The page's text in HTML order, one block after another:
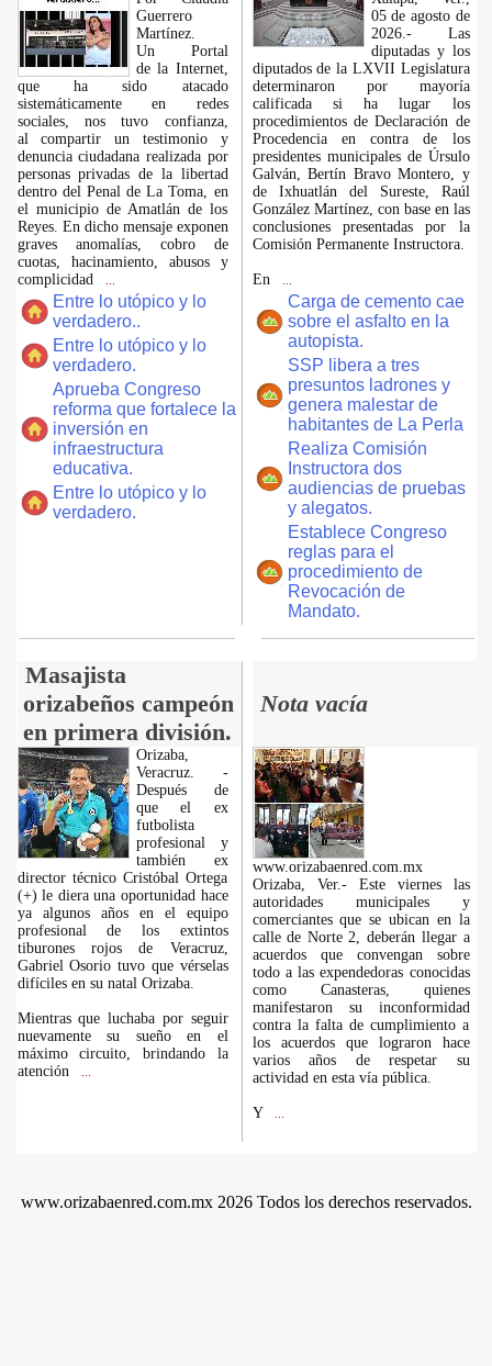
Guerrero
Martínez.
​Un Portal
de la Internet,
que ha sido atacado
sistemáticamente en redes
sociales, nos tuvo confianza,
al compartir un testimonio y
denuncia ciudadana realizada por
personas privadas de la libertad
dentro del Penal de La Toma, en
el municipio de Amatlán de los
Reyes. En dicho mensaje exponen
graves anomalías, cobro de
cuotas, hacinamiento, abusos y
complicidad
Entre lo utópico y lo
verdadero..
Entre lo utópico y lo
verdadero.
Aprueba Congreso
reforma que fortalece la
inversión en
infraestructura
educativa.
Entre lo utópico y lo
verdadero.
05 de agosto de
2026.- Las
diputadas y los
diputados de la LXVII Legislatura
determinaron por mayoría
calificada si ha lugar los
procedimientos de Declaración de
Procedencia en contra de los
presidentes municipales de Úrsulo
Galván, Bertín Bravo Montero, y
de Ixhuatlán del Sureste, Raúl
González Martínez, con base en las
conclusiones presentadas por la
Comisión Permanente Instructora.
En
Carga de cemento cae
sobre el asfalto en la
autopista.
SSP libera a tres
presuntos ladrones y
genera malestar de
habitantes de La Perla
Realiza Comisión
Instructora dos
audiencias de pruebas
y alegatos.
Establece Congreso
reglas para el
procedimiento de
Revocación de
Mandato.
Masajista
orizabeños campeón
en primera división.
Nota vacía
Orizaba,
Veracruz. -
Después de
que el ex
futbolista
profesional y
también ex
director técnico Cristóbal Ortega
(+) le diera una oportunidad hace
ya algunos años en el equipo
profesional de los extintos
tiburones rojos de Veracruz,
Gabriel Osorio tuvo que vérselas
difíciles en su natal Orizaba.
Mientras que luchaba por seguir
nuevamente su sueño en el
máximo circuito, brindando la
atención
www.orizabaenred.com.mx
Orizaba, Ver.- Este viernes las
autoridades municipales y
comerciantes que se ubican en la
calle de Norte 2, deberán llegar a
acuerdos que convengan sobre
todo a las expendedoras conocidas
como Canasteras, quienes
manifestaron su inconformidad
contra la falta de cumplimiento a
los acuerdos que lograron hace
varios años de respetar su
actividad en esta vía pública.
Y
www.orizabaenred.com.mx 2026 Todos los derechos reservados.